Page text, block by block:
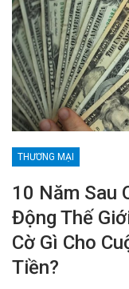
THƯƠNG MẠI
10 Năm Sau
Động Thế
Cờ Gì Cho
Tiền?